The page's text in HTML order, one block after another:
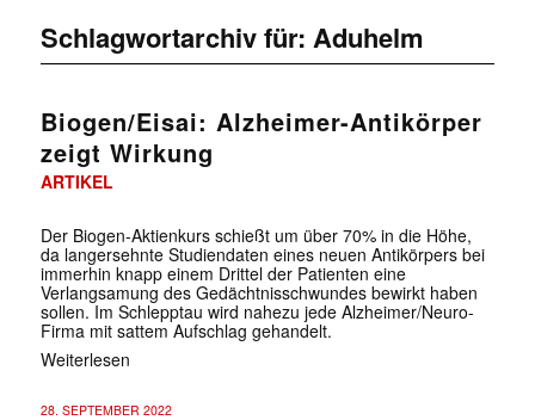
Schlagwortarchiv für: Aduhelm
Biogen/Eisai: Alzheimer-Antikörper
zeigt Wirkung
ARTIKEL
Der Biogen-Aktienkurs schießt um über 70% in die Höhe,
da langersehnte Studiendaten eines neuen Antikörpers bei
immerhin knapp einem Drittel der Patienten eine
Verlangsamung des Gedächtnisschwundes bewirkt haben
sollen. Im Schlepptau wird nahezu jede Alzheimer/Neuro-
Firma mit sattem Aufschlag gehandelt.
Weiterlesen
28. SEPTEMBER 2022